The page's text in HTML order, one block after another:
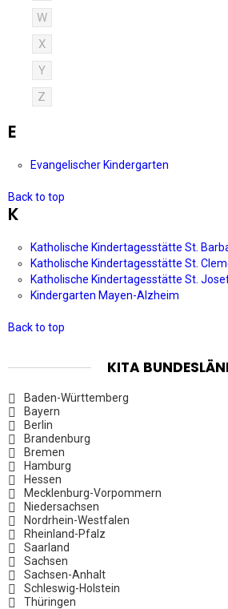
W
X
Y
Z
E
Evangelischer Kindergarten
Back to top
K
Katholische Kindertagesstätte St.
Katholische Kindertagesstätte St.
Katholische Kindertagesstätte St.
Kindergarten Mayen-Alzheim
Back to top
KITA
Baden-Württemberg
Bayern
Berlin
Brandenburg
Bremen
Hamburg
Hessen
Mecklenburg-Vorpommern
Niedersachsen
Nordrhein-Westfalen
Rheinland-Pfalz
Saarland
Sachsen
Sachsen-Anhalt
Schleswig-Holstein
Thüringen